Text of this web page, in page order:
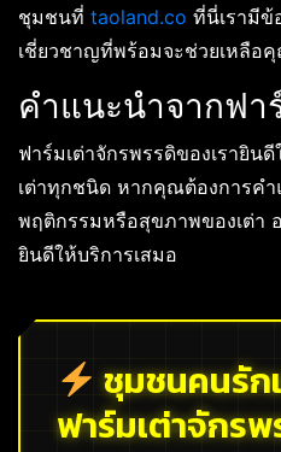
ชุมชนที่ taoland.co ที่นี่เรามีข้
เชี่ยวชาญที่พร้อมจะช่วยเหลือ
คำแนะนำจากฟา
ฟาร์มเต่าจักรพรรดิของเรายิน
เต่าทุกชนิด หากคุณต้องการคำ
พฤติกรรมหรือสุขภาพของเต่า อ
ยินดีให้บริการเสมอ
ชุมชนคนรัก
ฟาร์มเต่าจักร